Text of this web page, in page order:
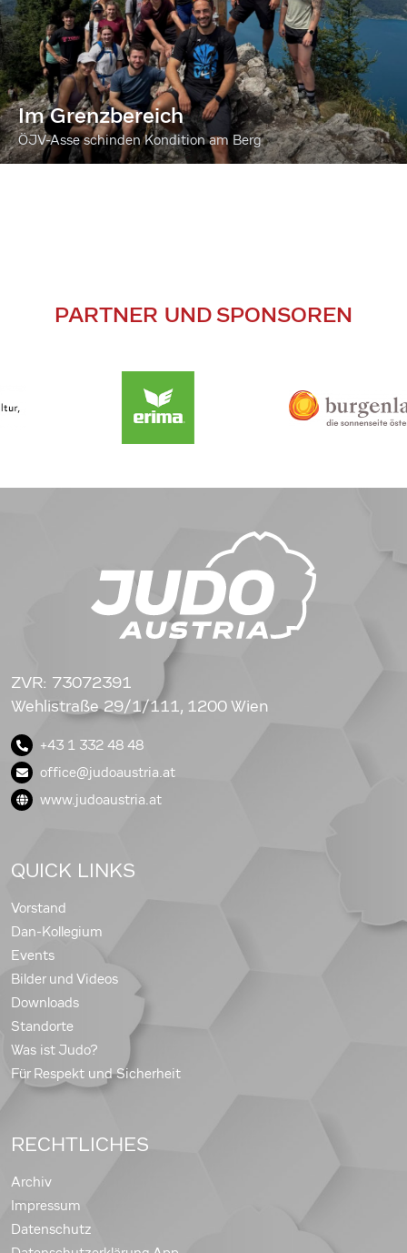
Im Grenzbereich
ÖJV-Asse schinden Kondition am Berg
PARTNER UND SPONSOREN
ZVR: 73072391
Wehlistraße 29/1/111, 1200 Wien
+43 1 332 48 48
office@judoaustria.at
www.judoaustria.at
QUICK LINKS
Vorstand
Dan-Kollegium
Events
Bilder und Videos
Downloads
Standorte
Was ist Judo?
Für Respekt und Sicherheit
RECHTLICHES
Archiv
Impressum
Datenschutz